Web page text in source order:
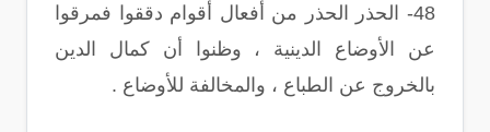
48- الحذر الحذر من أفعال أقوام دققوا فمرقوا
عن الأوضاع الدينية ، وظنوا أن كمال الدين
بالخروج عن الطباع ، والمخالفة للأوضاع .